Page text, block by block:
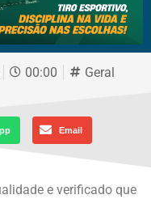
00:00 Geral
Email
e verificado que